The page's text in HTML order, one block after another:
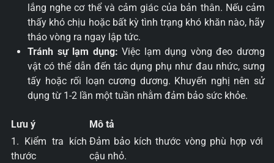
lắng nghe cơ thể và cảm giác của bản thân. Nếu cảm
thấy khó chịu hoặc bất kỳ tình trạng khó khăn nào, hãy
tháo vòng ra ngay lập tức.
Tránh sự lạm dụng: Việc lạm dụng vòng đeo dương
vật có thể dẫn đến tác dụng phụ như đau nhức, sưng
tấy hoặc rối loạn cương dương. Khuyến nghị nên sử
dụng từ 1-2 lần một tuần nhằm đảm bảo sức khỏe.
Lưu ý
Mô tả
1. Kiểm tra kích
thước
Đảm bảo kích thước vòng phù hợp với
cậu nhỏ.